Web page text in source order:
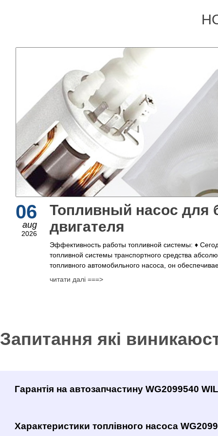
06
aug
2026
Топливный насос для
двигателя
Эффективность работы топливной системы: ♦
топливной системы транспортного средства
топливного автомобильного насоса, он
читати далі ===>
Запитання які
Гарантія на автозапчастину WG2099540
Характеристики топлівного насоса